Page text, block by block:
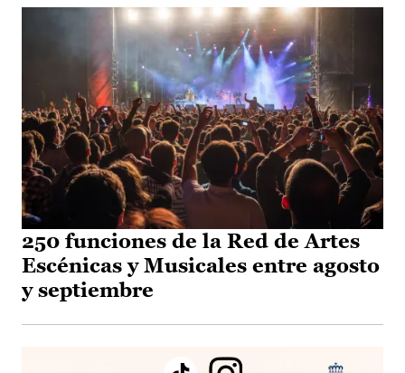
250 funciones de la Red de Artes
Escénicas y Musicales entre agosto
y septiembre